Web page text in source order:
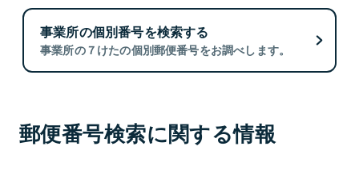
事業所の個別番号を検索する
事業所の７けたの個別郵便番号をお調べします。
郵便番号検索に関する情報